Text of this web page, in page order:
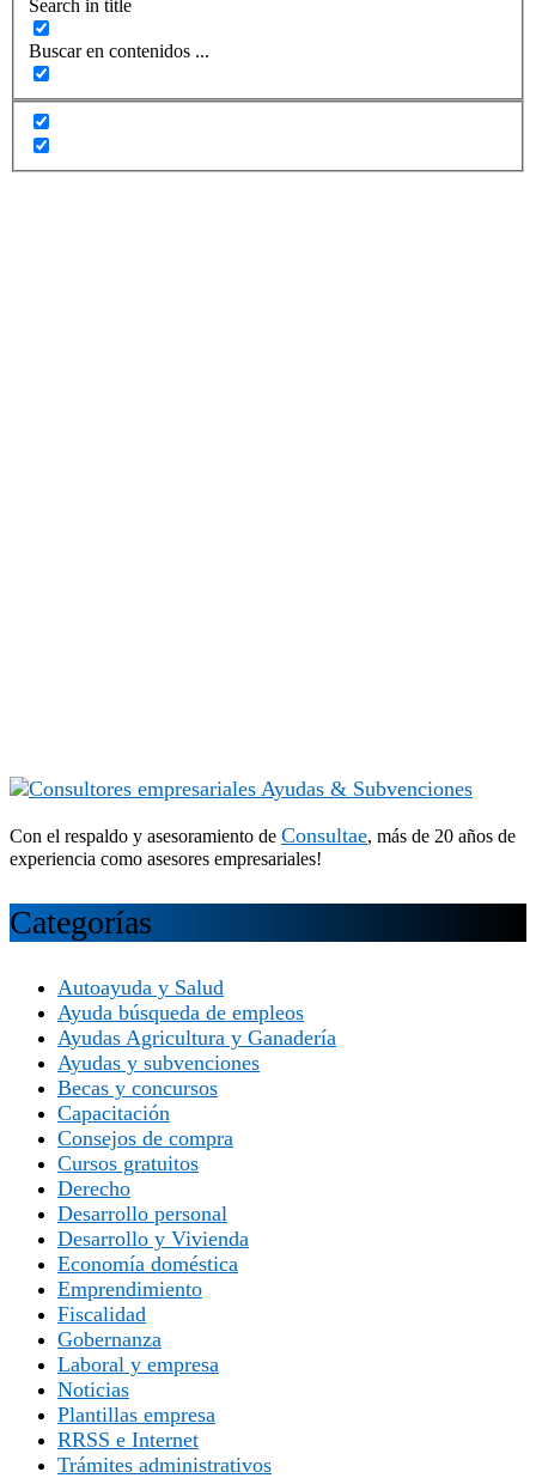
Search in title
Buscar en contenidos ...
Con el respaldo y asesoramiento de Consultae, más de 20 años de
experiencia como asesores empresariales!
Categorías
Autoayuda y Salud
Ayuda búsqueda de empleos
Ayudas Agricultura y Ganadería
Ayudas y subvenciones
Becas y concursos
Capacitación
Consejos de compra
Cursos gratuitos
Derecho
Desarrollo personal
Desarrollo y Vivienda
Economía doméstica
Emprendimiento
Fiscalidad
Gobernanza
Laboral y empresa
Noticias
Plantillas empresa
RRSS e Internet
Trámites administrativos